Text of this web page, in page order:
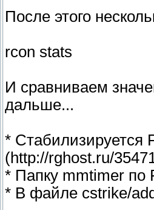
После этого
rcon stats
И сравниваем
дальше...
* Стабилизируется
(http://rghost.ru/
* Папку mmtimer по
* В файле cstrike/